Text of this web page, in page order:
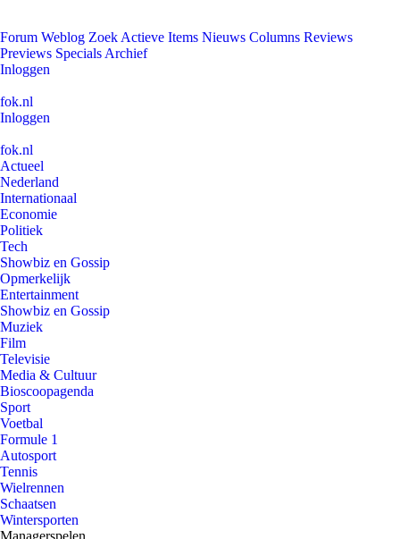
Forum Weblog Zoek Actieve Items Nieuws Columns Reviews
Previews Specials Archief
Inloggen
fok.nl
Inloggen
fok.nl
Actueel
Nederland
Internationaal
Economie
Politiek
Tech
Showbiz en Gossip
Opmerkelijk
Entertainment
Showbiz en Gossip
Muziek
Film
Televisie
Media & Cultuur
Bioscoopagenda
Sport
Voetbal
Formule 1
Autosport
Tennis
Wielrennen
Schaatsen
Wintersporten
Managerspelen